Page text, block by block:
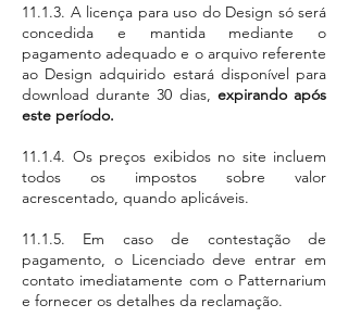
11.1.3. A licença para uso do Design só será
concedida e mantida mediante o
pagamento adequado e o arquivo referente
ao Design adquirido estará disponível para
download durante 30 dias, expirando após
este período.
11.1.4. Os preços exibidos no site incluem
todos os impostos sobre valor
acrescentado, quando aplicáveis.
11.1.5. Em caso de contestação de
pagamento, o Licenciado deve entrar em
contato imediatamente com o Patternarium
e fornecer os detalhes da reclamação.